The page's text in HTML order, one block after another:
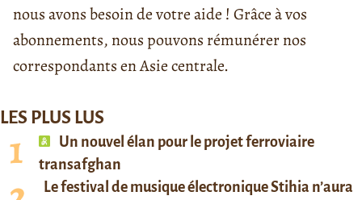
nous avons besoin de votre aide ! Grâce à vos
abonnements, nous pouvons rémunérer nos
correspondants en Asie centrale.
LES PLUS LUS
Un nouvel élan pour le projet ferroviaire
transafghan
Le festival de musique électronique Stihia n’aura